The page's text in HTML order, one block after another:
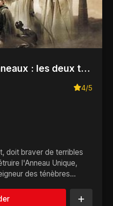
Le Seigneur des anneaux : les deux tours
4/5
doit braver de terribles
l'Anneau Unique,
des ténèbres...